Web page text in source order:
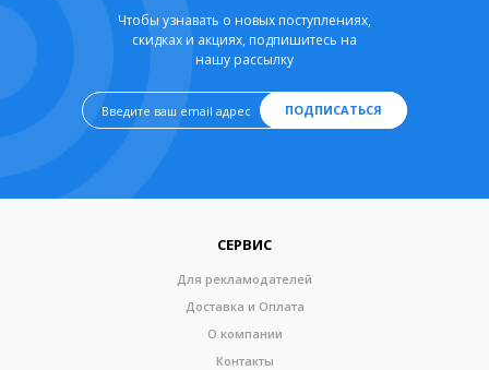
Чтобы узнавать о новых поступлениях,
скидках и акциях, подпишитесь на
нашу рассылку
ПОДПИСАТЬСЯ
СЕРВИС
Для рекламодателей
Доставка и Оплата
О компании
Контакты